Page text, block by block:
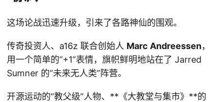
这场论战迅速升级，引来了各路神仙的围观。
传奇投资人、a16z 联合创始人 Marc Andreessen，
用一个简单的“+1”表情，旗帜鲜明地站在了 Jarred
Sumner 的“未来无人类”阵营。
开源运动的“教父级”人物、**《大教堂与集市》**的